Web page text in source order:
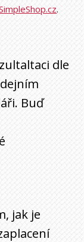
.
dle
Buď
jak je